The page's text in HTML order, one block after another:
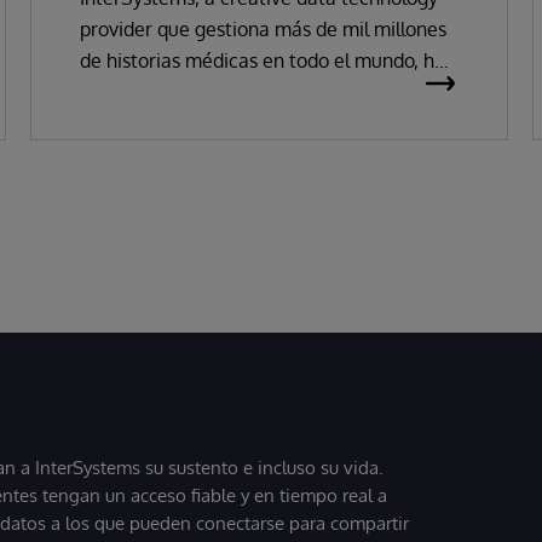
provider que gestiona más de mil millones
de historias médicas en todo el mundo, ha
a InterSystems su sustento e incluso su vida.
tengan un acceso fiable y en tiempo real a
a los que pueden conectarse para compartir